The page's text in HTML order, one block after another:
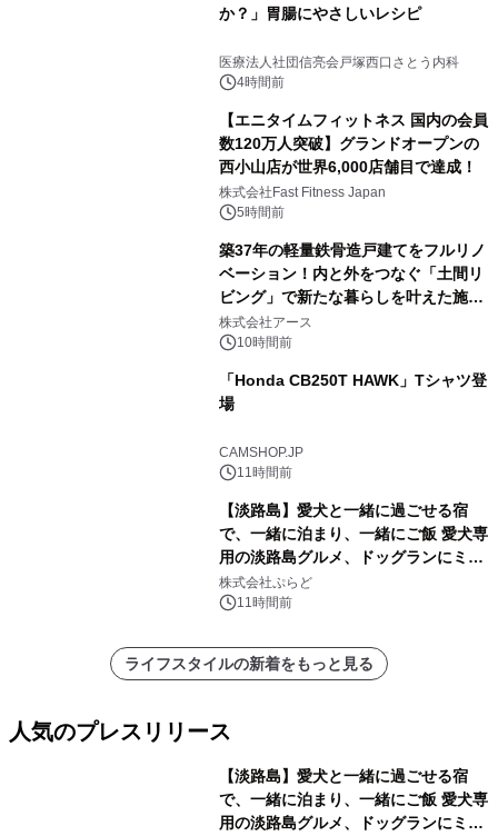
か？」胃腸にやさしいレシピ
医療法人社団信亮会戸塚西口さとう内科
4時間前
【エニタイムフィットネス 国内の会員
数120万人突破】グランドオープンの
西小山店が世界6,000店舗目で達成！
株式会社Fast Fitness Japan
5時間前
築37年の軽量鉄骨造戸建てをフルリノ
ベーション！内と外をつなぐ「土間リ
ビング」で新たな暮らしを叶えた施工
事例を株式会社アースが公開
株式会社アース
10時間前
「Honda CB250T HAWK」Tシャツ登
場
CAMSHOP.JP
11時間前
【淡路島】愛犬と一緒に過ごせる宿
で、一緒に泊まり、一緒にご飯 愛犬専
用の淡路島グルメ、ドッグランにミニ
プール グランピングとトレーラーハウ
スの2施設で
株式会社ぷらど
11時間前
ライフスタイルの新着をもっと見る
人気のプレスリリース
【淡路島】愛犬と一緒に過ごせる宿
で、一緒に泊まり、一緒にご飯 愛犬専
用の淡路島グルメ、ドッグランにミニ